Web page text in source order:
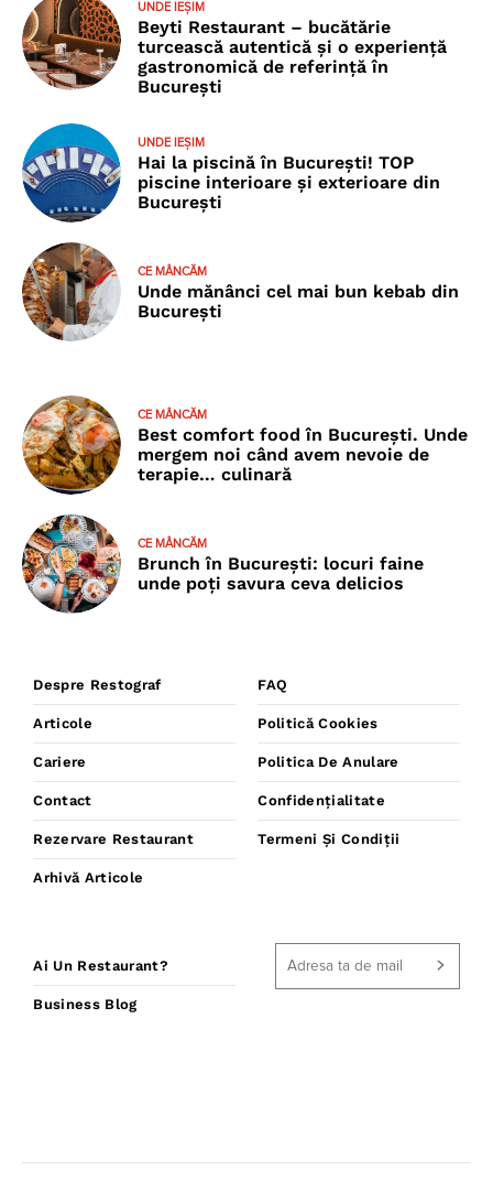
UNDE IEȘIM
Beyti Restaurant – bucătărie
turcească autentică și o experiență
gastronomică de referință în
București
UNDE IEȘIM
Hai la piscină în București! TOP
piscine interioare și exterioare din
București
CE MÂNCĂM
Unde mănânci cel mai bun kebab din
București
CE MÂNCĂM
Best comfort food în București. Unde
mergem noi când avem nevoie de
terapie… culinară
CE MÂNCĂM
Brunch în București: locuri faine
unde poţi savura ceva delicios
Despre Restograf
Articole
Cariere
Contact
Rezervare Restaurant
Arhivă Articole
FAQ
Politică Cookies
Politica De Anulare
Confidențialitate
Termeni Și Condiții
Ai Un Restaurant?
Business Blog